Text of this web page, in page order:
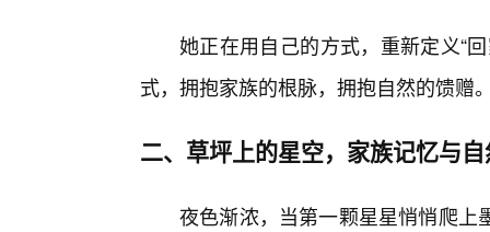
她正在用自己的方式，重新定义“
式，拥抱家族的根脉，拥抱自然的馈赠
二、草坪上的星空，家族记忆与
夜色渐浓，当第一颗星星悄悄爬上